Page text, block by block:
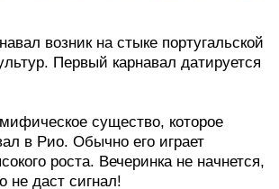
возник на стыке португальской
Первый карнавал датируется
существо, которое
в Рио. Обычно его играет
роста. Вечеринка не начнется,
не даст сигнал!